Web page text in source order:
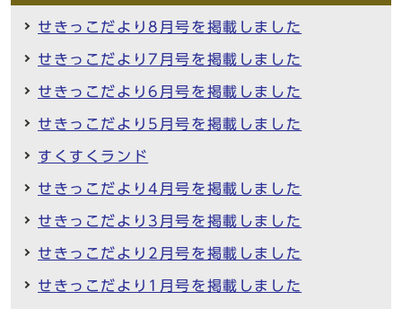
せきっこだより8月号を掲載しました
せきっこだより7月号を掲載しました
せきっこだより6月号を掲載しました
せきっこだより5月号を掲載しました
すくすくランド
せきっこだより4月号を掲載しました
せきっこだより3月号を掲載しました
せきっこだより2月号を掲載しました
せきっこだより1月号を掲載しました